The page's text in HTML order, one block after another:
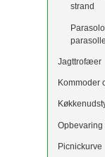
strand
Jagttrofæer
Kommoder
Opbevaring
Picnickurve